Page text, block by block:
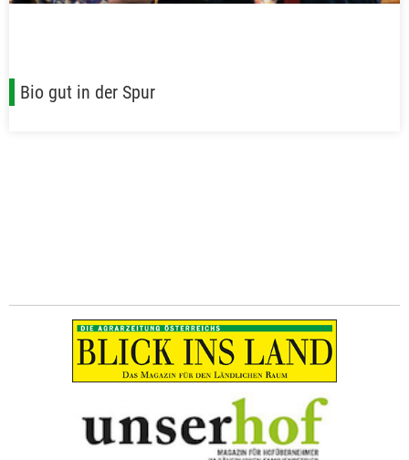
Bio gut in der Spur